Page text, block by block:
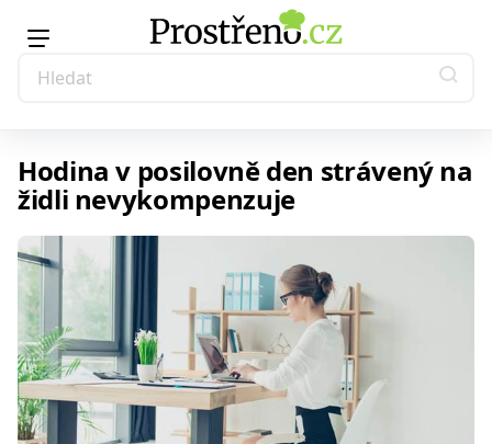
Hodina v posilovně den strávený na
židli nevykompenzuje